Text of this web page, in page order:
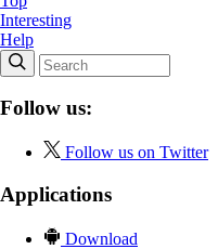
Interesting
Help
Follow us:
Follow us on Twitter
Applications
Download